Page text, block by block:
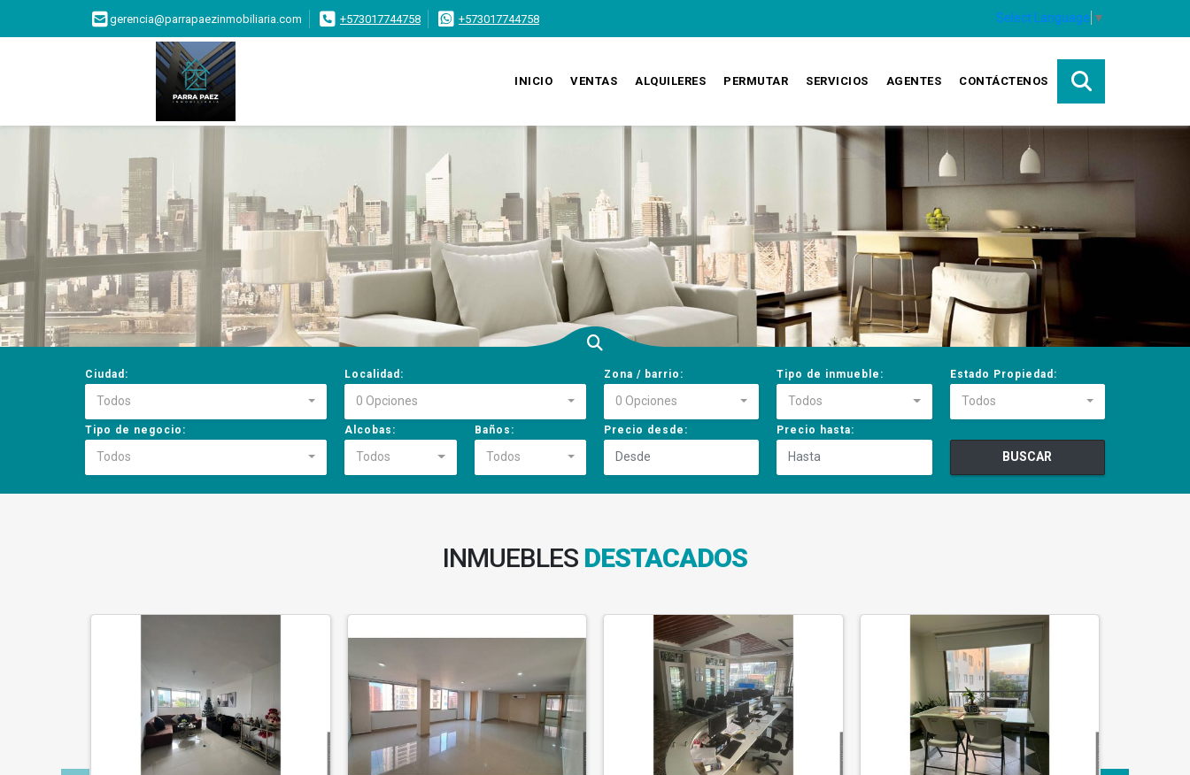
gerencia@parrapaezinmobiliaria.com +573017744758 +573017744758 Select Language ▼
INICIO VENTAS ALQUILERES PERMUTAR SERVICIOS AGENTES CONTÁCTENOS
Ciudad:
Todos
Localidad:
0 Opciones
Zona / barrio:
0 Opciones
Tipo de inmueble:
Todos
Estado Propiedad:
Todos
Tipo de negocio:
Todos
Alcobas:
Todos
Baños:
Todos
Precio desde: Precio hasta:
BUSCAR
INMUEBLES DESTACADOS